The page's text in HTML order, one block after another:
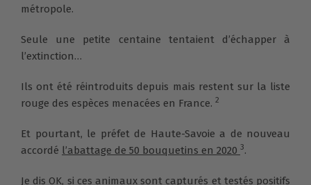
métropole.
Seule une petite centaine tentaient d’échapper à
l’extinction…
Ils ont été réintroduits depuis mais restent sur la liste
rouge des espèces menacées en France. 2
Et pourtant, le préfet de Haute-Savoie a de nouveau
accordé l’abattage de 50 bouquetins en 2020 3.
Je dis OK, si ces animaux sont capturés et testés positifs